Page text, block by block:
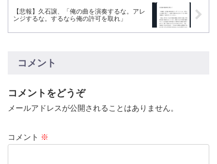
【悲報】久石譲、「俺の曲を演奏するな。アレ
ンジするな。するなら俺の許可を取れ」
コメント
コメントをどうぞ
メールアドレスが公開されることはありません。
コメント ※